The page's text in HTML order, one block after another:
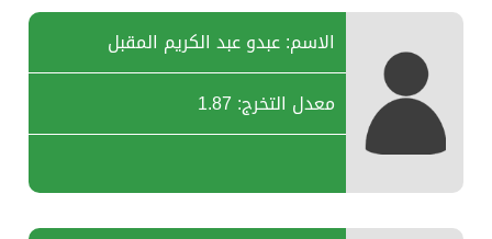
الاسم: عبدو عبد الكريم المقبل
معدل التخرج: 1.87